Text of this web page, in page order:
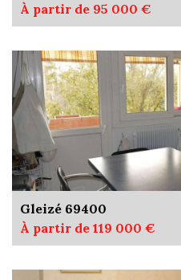
À partir de 95 000 €
Gleizé 69400
À partir de 119 000 €